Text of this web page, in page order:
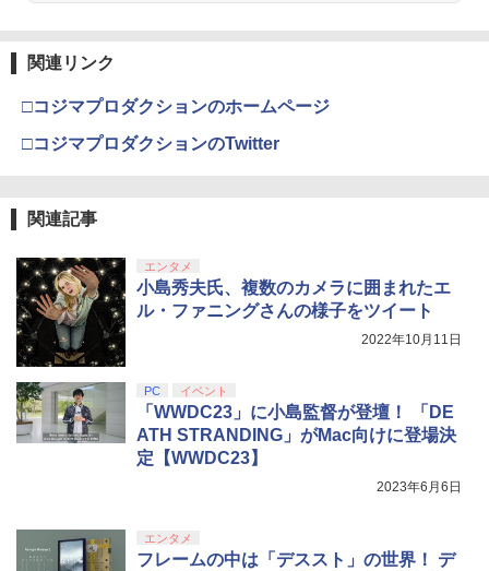
￥2,910
￥5,900
ズVOL.1 Lite [イーグレットツー ミニ用
ソフト]
￥6,580
Kレストア版【Blu-ray】 [ ブライアン・
5
ミュータント・タートルズ 2Kレストア
版【Blu-ray】 [ ブライアン・トッチ ]
5
ニンテンドープリペイド番号 5000円|オ
￥11,980
￥10,737
5
【純正品】DualSense ワイヤレスコン
￥10,737
【純正品】Xbox ワイヤレス コントロー
4
【純正品】Xbox 充電式バッテリー + US
5
【国内正規品】Thrustmaster スラスト
マスター TH8S シフター - PC、PS4、P
S5、PS5 Pro、Xbox One、Xbox Serie
￥14,141
(オリジナル特典:オリジナル巾着＋メー
カー特典:【坤と離】二振りの剣、十翼よ
り来たる！スタジオ描き下ろしイラスト
ボード付) [Blu-ray]
4
劇場版「鬼滅の刃」無限城編 第一章 猗
窩座再来 完全生産限定版 [Blu-ray]
5
【Amazon.co.jp限定】劇場版モノノ怪
第三章 蛇神 (オリジナル特典:オリジナル
巾着＋メーカー特典:【坤と離】二振りの
剣、十翼より来たる！スタジオ描き下ろ
￥8,800
関連リンク
□コジマプロダクションのホームページ
□コジマプロダクションのTwitter
関連記事
エンタメ
小島秀夫氏、複数のカメラに囲まれたエ
ル・ファニングさんの様子をツイート
2022年10月11日
PC イベント
「WWDC23」に小島監督が登壇！ 「DE
ATH STRANDING」がMac向けに登場決
定【WWDC23】
2023年6月6日
エンタメ
フレームの中は「デススト」の世界！ デ